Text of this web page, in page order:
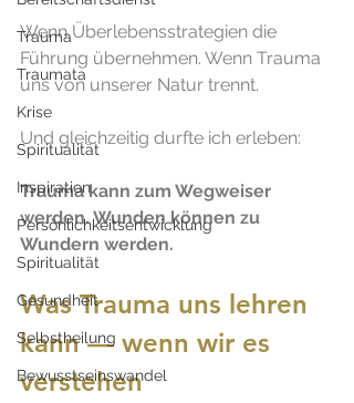
Trauma
Traumata
Krise
Spiritualität
Inspiration
Persönlichkeitsentwicklung
Spiritualität
Gesundheit
Selbstheilung
Bewusstseinswandel
Wenn Überlebensstrategien die
Führung übernehmen. Wenn Trauma
uns von unserer Natur trennt.
Und gleichzeitig durfte ich erleben:
Trauma kann zum Wegweiser
werden. Wunden können zu
Wundern werden.
Was Trauma uns lehren
kann — wenn wir es
verstehen